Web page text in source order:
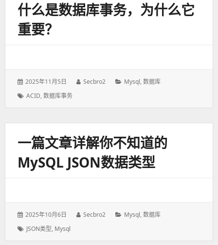
什么是数据库事务，为什么它
重要？
发
于：
2025年11月5日
作
Secbro2
分
Mysql,数据库
标
ACID,数据库事务
一篇文章详解你不知道的
MySQL JSON数据类型
发
于：
2025年10月6日
作
Secbro2
分
Mysql,数据库
标
JSON类型, Mysql